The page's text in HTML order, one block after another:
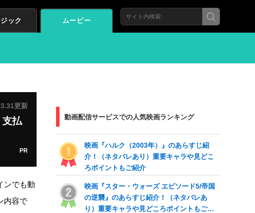
ック ムービー
更新
支払
PR
ンでも動
内容で
動画配信サービスでの人気映画ランキング
映画『ハルク（2003年）』のあらすじ紹
介！（ネタバレあり）重要キャラや見どこ
ろポイントもご紹介
映画『スター・ウォーズ エピソード5/帝国
の逆襲』のあらすじ紹介！（ネタバレあ
り）重要キャラや見どころポイントもご紹